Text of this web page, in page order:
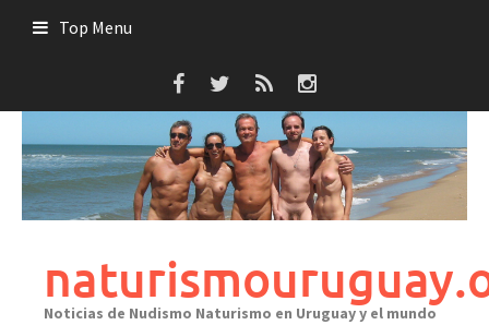
Top Menu
Noticias de Nudismo Naturismo en Uruguay y el mundo